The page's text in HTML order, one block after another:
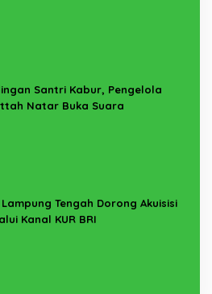
Santri Kabur, Pengelola
Natar Buka Suara
Lampung Tengah Dorong Akuisisi
Kanal KUR BRI